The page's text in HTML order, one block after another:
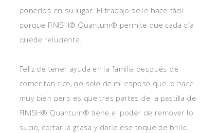
ponerlos en su lugar. El trabajo se le hace fácil
porque FINISH® Quantum® permite que cada día
quede reluciente.
Feliz de tener ayuda en la familia después de
comer tan rico, no solo de mi esposo que lo hace
muy bien pero es que tres partes de la pastilla de
FINISH® Quantum® tiene el poder de remover lo
sucio, cortar la grasa y darle ese toque de brillo.